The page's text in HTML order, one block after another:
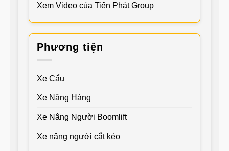
Xem Video của Tiến Phát Group
Phương tiện
Xe Cẩu
Xe Nâng Hàng
Xe Nâng Người Boomlift
Xe nâng người cắt kéo